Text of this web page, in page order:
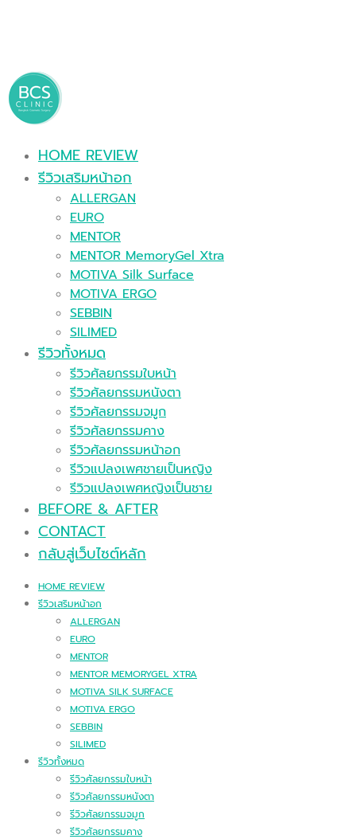
HOME REVIEW
รีวิวเสริมหน้าอก
ALLERGAN
EURO
MENTOR
MENTOR MemoryGel Xtra
MOTIVA Silk Surface
MOTIVA ERGO
SEBBIN
SILIMED
รีวิวทั้งหมด
รีวิวศัลยกรรมใบหน้า
รีวิวศัลยกรรมหนังตา
รีวิวศัลยกรรมจมูก
รีวิวศัลยกรรมคาง
รีวิวศัลยกรรมหน้าอก
รีวิวแปลงเพศชายเป็นหญิง
รีวิวแปลงเพศหญิงเป็นชาย
BEFORE & AFTER
CONTACT
กลับสู่เว็บไซต์หลัก
HOME REVIEW
รีวิวเสริมหน้าอก
ALLERGAN
EURO
MENTOR
MENTOR MEMORYGEL XTRA
MOTIVA SILK SURFACE
MOTIVA ERGO
SEBBIN
SILIMED
รีวิวทั้งหมด
รีวิวศัลยกรรมใบหน้า
รีวิวศัลยกรรมหนังตา
รีวิวศัลยกรรมจมูก
รีวิวศัลยกรรมคาง